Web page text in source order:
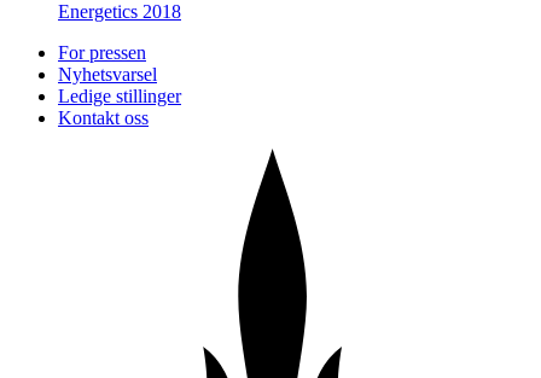
Energetics 2018
For pressen
Nyhetsvarsel
Ledige stillinger
Kontakt oss